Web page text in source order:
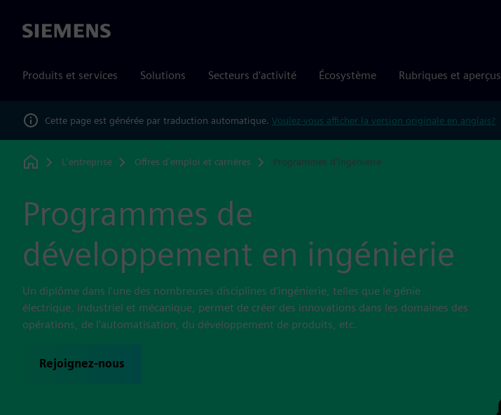
Siemens
Produits et services Solutions Secteurs d'activité Écosystème Rubriques et aperçus
Cette page est générée par traduction automatique. Voulez-vous afficher la version originale en anglais?
Home
L'entreprise Offres d'emploi et carrières Programmes d'ingénierie
Programmes de
développement en ingénierie
Un diplôme dans l'une des nombreuses disciplines d'ingénierie, telles que le génie
électrique, industriel et mécanique, permet de créer des innovations dans les domaines des
opérations, de l'automatisation, du développement de produits, etc.
Rejoignez-nous